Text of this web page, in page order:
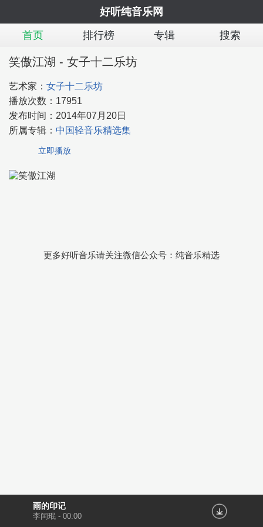
好听纯音乐网
首页
排行榜 专辑 搜索
笑傲江湖 - 女子十二乐坊
艺术家： 女子十二乐坊
播放次数： 17951
发布时间： 2014年07月20日
所属专辑： 中国轻音乐精选集
立即播放
更多好听音乐请关注微信公众号：纯音乐精选
雨的印记
李闰珉 - 00:00